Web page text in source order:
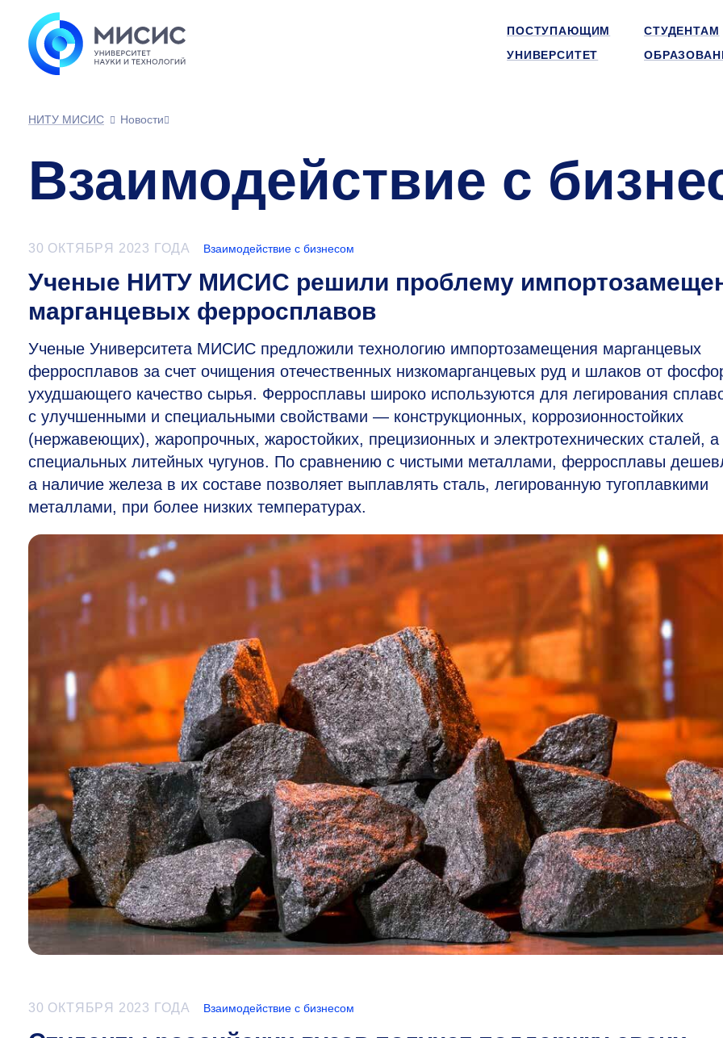
ПОСТУПАЮЩИМ
СТУДЕНТАМ
УНИВЕРСИТЕТ
НИТУ МИСИС Новости
Взаимодействие с
30 ОКТЯБРЯ 2023 ГОДА Взаимодействие с бизнесом
Ученые НИТУ МИСИС решили проблему
марганцевых ферросплавов
Ученые Университета МИСИС предложили технологию импортозамещения марганцевых
ферросплавов за счет очищения отечественных низкомарганцевых руд и шлаков от
ухудшающего качество сырья. Ферросплавы широко используются для легирования
с улучшенными и специальными свойствами — конструкционных, коррозионностойких
(нержавеющих), жаропрочных, жаростойких, прецизионных и электротехнических сталей, а
специальных литейных чугунов. По сравнению с чистыми металлами, ферросплавы
а наличие железа в их составе позволяет выплавлять сталь, легированную тугоплавкими
металлами, при более низких температурах.
30 ОКТЯБРЯ 2023 ГОДА Взаимодействие с бизнесом